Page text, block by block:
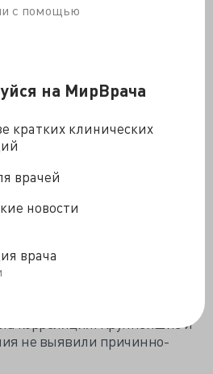
на МирВрача
кратких клинических
врачей
новости
врача
с помощью
заявив, что, по-видимому,
причиной огромного
аутизмом, наблюдаемого на
что единственной
заболеваемости аутизмом
женщины, принимающие
боли и контроля
которые проводились до
со здоровьем
корреляция. Крупнейшие и
не выявили причинно-